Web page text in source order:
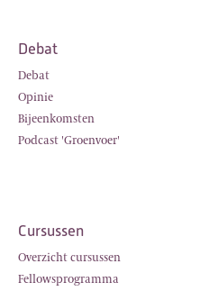
Debat
Debat
Opinie
Bijeenkomsten
Podcast 'Groenvoer'
Cursussen
Overzicht cursussen
Fellowsprogramma